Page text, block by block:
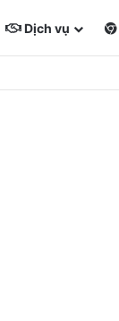
Dịch vụ